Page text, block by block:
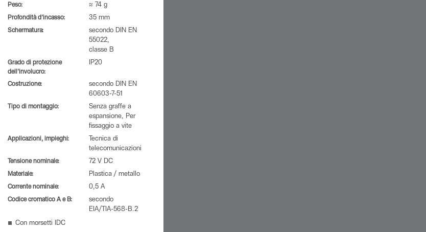
Peso: ≈ 74 g
Profondità d’incasso: 35 mm
Schermatura:
secondo DIN EN
55022,
classe B
Grado di protezione
dell’involucro:
IP20
Costruzione:
secondo DIN EN
60603-7-51
Tipo di montaggio:
Senza graffe a
espansione, Per
fissaggio a vite
Applicazioni, impieghi:
Tecnica di
telecomunicazioni
Tensione nominale: 72 V DC
Materiale: Plastica / metallo
Corrente nominale: 0,5 A
Codice cromatico A e B:
secondo
EIA/TIA-568-B.2
Con morsetti IDC